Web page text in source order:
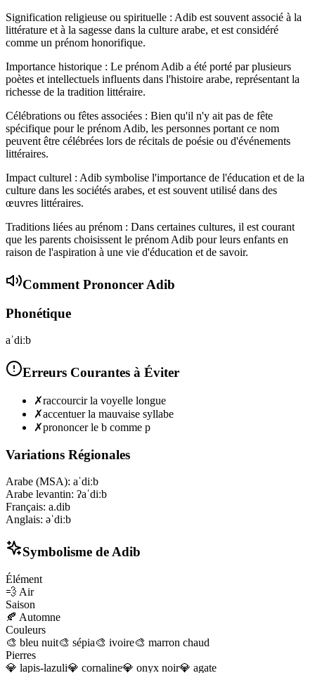
Signification religieuse ou spirituelle : Adib est souvent associé à la
littérature et à la sagesse dans la culture arabe, et est considéré
comme un prénom honorifique.
Importance historique : Le prénom Adib a été porté par plusieurs
poètes et intellectuels influents dans l'histoire arabe, représentant la
richesse de la tradition littéraire.
Célébrations ou fêtes associées : Bien qu'il n'y ait pas de fête
spécifique pour le prénom Adib, les personnes portant ce nom
peuvent être célébrées lors de récitals de poésie ou d'événements
littéraires.
Impact culturel : Adib symbolise l'importance de l'éducation et de la
culture dans les sociétés arabes, et est souvent utilisé dans des
œuvres littéraires.
Traditions liées au prénom : Dans certaines cultures, il est courant
que les parents choisissent le prénom Adib pour leurs enfants en
raison de l'aspiration à une vie d'éducation et de savoir.
Comment Prononcer Adib
Phonétique
aˈdiːb
Erreurs Courantes à Éviter
✗raccourcir la voyelle longue
✗accentuer la mauvaise syllabe
✗prononcer le b comme p
Variations Régionales
Arabe (MSA): aˈdiːb
Arabe levantin: ʔaˈdiːb
Français: a.dib
Anglais: əˈdiːb
Symbolisme de Adib
Élément
💨 Air
Saison
🍂 Automne
Couleurs
🎨 bleu nuit🎨 sépia🎨 ivoire🎨 marron chaud
Pierres
💎 lapis-lazuli💎 cornaline💎 onyx noir💎 agate